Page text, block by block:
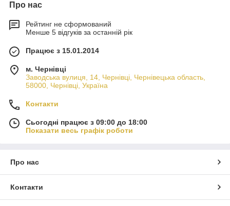
Про нас
Рейтинг не сформований
Менше 5 відгуків за останній рік
Працює з 15.01.2014
м. Чернівці
Заводська вулиця, 14, Чернівці, Чернівецька область,
58000, Чернівці, Україна
Контакти
Сьогодні працює з 09:00 до 18:00
Показати весь графік роботи
Про нас
Контакти